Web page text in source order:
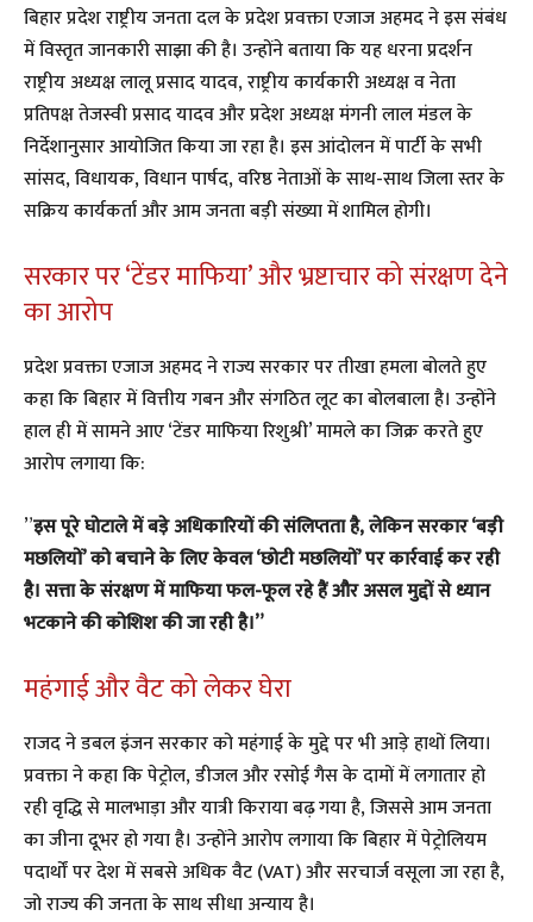
​बिहार प्रदेश राष्ट्रीय जनता दल के प्रदेश प्रवक्ता एजाज अहमद ने इस संबंध
में विस्तृत जानकारी साझा की है। उन्होंने बताया कि यह धरना प्रदर्शन
राष्ट्रीय अध्यक्ष लालू प्रसाद यादव, राष्ट्रीय कार्यकारी अध्यक्ष व नेता
प्रतिपक्ष तेजस्वी प्रसाद यादव और प्रदेश अध्यक्ष मंगनी लाल मंडल के
निर्देशानुसार आयोजित किया जा रहा है। इस आंदोलन में पार्टी के सभी
सांसद, विधायक, विधान पार्षद, वरिष्ठ नेताओं के साथ-साथ जिला स्तर के
सक्रिय कार्यकर्ता और आम जनता बड़ी संख्या में शामिल होगी।
​सरकार पर ‘टेंडर माफिया’ और भ्रष्टाचार को संरक्षण देने
का आरोप
​प्रदेश प्रवक्ता एजाज अहमद ने राज्य सरकार पर तीखा हमला बोलते हुए
कहा कि बिहार में वित्तीय गबन और संगठित लूट का बोलबाला है। उन्होंने
हाल ही में सामने आए ‘टेंडर माफिया रिशुश्री’ मामले का जिक्र करते हुए
आरोप लगाया कि:
​”इस पूरे घोटाले में बड़े अधिकारियों की संलिप्तता है, लेकिन सरकार ‘बड़ी
मछलियों’ को बचाने के लिए केवल ‘छोटी मछलियों’ पर कार्रवाई कर रही
है। सत्ता के संरक्षण में माफिया फल-फूल रहे हैं और असल मुद्दों से ध्यान
भटकाने की कोशिश की जा रही है।”
​महंगाई और वैट को लेकर घेरा
​राजद ने डबल इंजन सरकार को महंगाई के मुद्दे पर भी आड़े हाथों लिया।
प्रवक्ता ने कहा कि पेट्रोल, डीजल और रसोई गैस के दामों में लगातार हो
रही वृद्धि से मालभाड़ा और यात्री किराया बढ़ गया है, जिससे आम जनता
का जीना दूभर हो गया है। उन्होंने आरोप लगाया कि बिहार में पेट्रोलियम
पदार्थों पर देश में सबसे अधिक वैट (VAT) और सरचार्ज वसूला जा रहा है,
जो राज्य की जनता के साथ सीधा अन्याय है।